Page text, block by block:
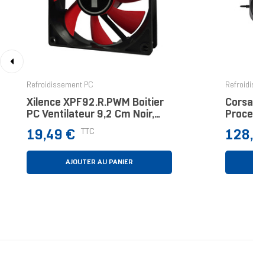
Refroidissement PC
Xilence XPF92.R.PWM Boitier
PC Ventilateur 9,2 Cm Noir,
Prix
19,49 € TTC
AJOUTER AU PANIER
12
Prix